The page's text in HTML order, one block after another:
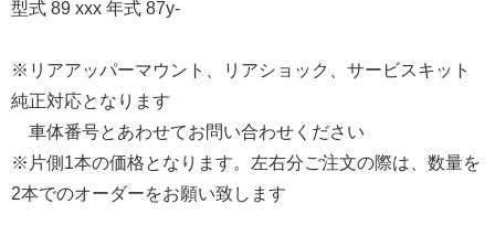
型式 89 xxx 年式 87y-
※リアアッパーマウント、リアショック、サービスキット
純正対応となります
車体番号とあわせてお問い合わせください
※片側1本の価格となります。左右分ご注文の際は、数量を
2本でのオーダーをお願い致します